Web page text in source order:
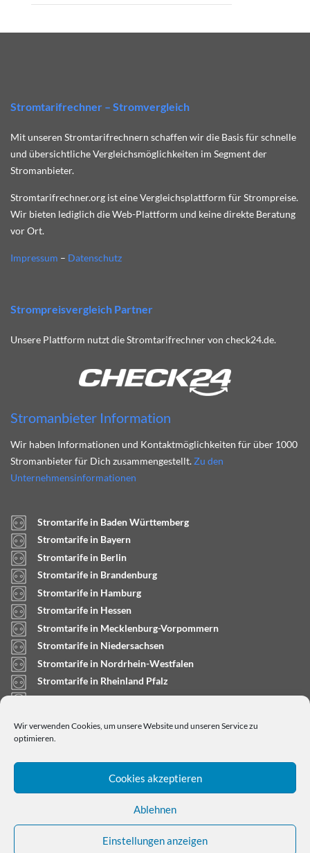
Wir verwenden Cookies, um unsere Website und unseren Service zu
optimieren.
Cookies akzeptieren
Ablehnen
Einstellungen anzeigen
Stromtarifrechner – Stromvergleich
Mit unseren Stromtarifrechnern schaffen wir die Basis für schnelle
und übersichtliche Vergleichsmöglichkeiten im Segment der
Stromanbieter.
Stromtarifrechner.org ist eine Vergleichsplattform für Strompreise.
Wir bieten lediglich die Web-Plattform und keine direkte Beratung
vor Ort.
Impressum – Datenschutz
Strompreisvergleich Partner
Unsere Plattform nutzt die Stromtarifrechner von check24.de.
Stromanbieter Information
Wir haben Informationen und Kontaktmöglichkeiten für über 1000
Stromanbieter für Dich zusammengestellt. Zu den
Unternehmensinformationen
Stromtarife in Baden Württemberg
Stromtarife in Bayern
Stromtarife in Berlin
Stromtarife in Brandenburg
Stromtarife in Hamburg
Stromtarife in Hessen
Stromtarife in Mecklenburg-Vorpommern
Stromtarife in Niedersachsen
Stromtarife in Nordrhein-Westfalen
Stromtarife in Rheinland Pfalz
Stromtarife in Saarland
Stromtarife in Schleswig-Holstein
Copyright © 2024stromtarifrechner.org